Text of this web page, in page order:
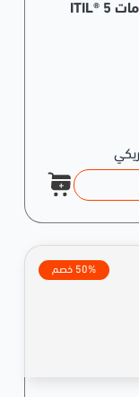
مكتبة البنية التحتية لتقنية المعلومات ITIL® 5
50% خصم